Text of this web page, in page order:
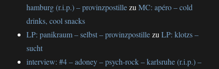
hamburg (r.i.p.) – provinzpostillezuMC: apéro – cold
drinks, cool snacks
LP: panikraum – selbst – provinzpostillezuLP: klotzs –
sucht
interview: #4 – adoney – psych-rock – karlsruhe (r.i.p.) –